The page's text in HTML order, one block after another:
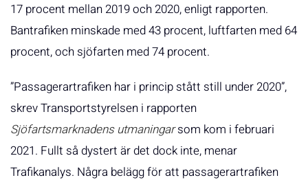
17 procent mellan 2019 och 2020, enligt rapporten.
Bantrafiken minskade med 43 procent, luftfarten med 64
procent, och sjöfarten med 74 procent.
”Passagerartrafiken har i princip stått still under 2020”,
skrev Transportstyrelsen i rapporten
Sjöfartsmarknadens utmaningarsom kom i februari
2021. Fullt så dystert är det dock inte, menar
Trafikanalys. Några belägg för att passagerartrafiken